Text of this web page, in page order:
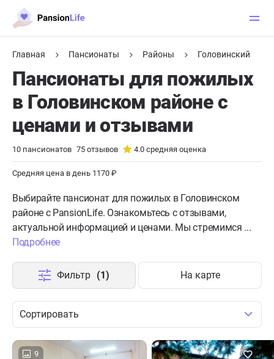
Главная Пансионаты Районы Головинский
Пансионаты для пожилых
в Головинском районе с
ценами и отзывами
10 пансионатов 75 отзывов 4.0 средняя оценка
Средняя цена в день 1170 ₽
Выбирайте пансионат для пожилых в Головинском
районе с PansionLife. Ознакомьтесь с отзывами,
актуальной информацией и ценами. Мы стремимся ...
Подробнее
Сортировать
Фильтр (1) На карте
9